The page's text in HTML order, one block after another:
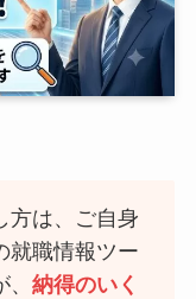
方は、ご自身
就職情報ツー
、納得のいく